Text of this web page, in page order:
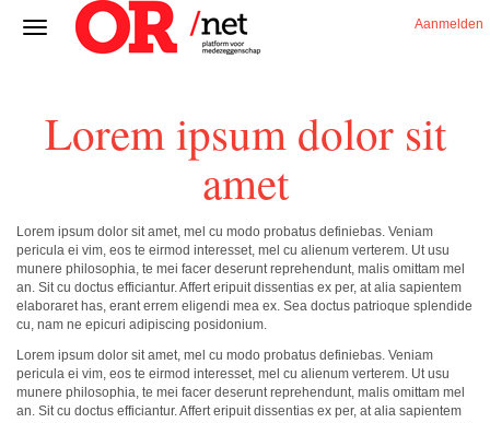
Aanmelden
Lorem ipsum dolor sit
amet
Lorem ipsum dolor sit amet, mel cu modo probatus definiebas. Veniam
pericula ei vim, eos te eirmod interesset, mel cu alienum verterem. Ut usu
munere philosophia, te mei facer deserunt reprehendunt, malis omittam mel
an. Sit cu doctus efficiantur. Affert eripuit dissentias ex per, at alia sapientem
elaboraret has, erant errem eligendi mea ex. Sea doctus patrioque splendide
cu, nam ne epicuri adipiscing posidonium.
Lorem ipsum dolor sit amet, mel cu modo probatus definiebas. Veniam
pericula ei vim, eos te eirmod interesset, mel cu alienum verterem. Ut usu
munere philosophia, te mei facer deserunt reprehendunt, malis omittam mel
an. Sit cu doctus efficiantur. Affert eripuit dissentias ex per, at alia sapientem